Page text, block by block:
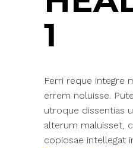
1
Ferri reque integre
errem noluisse.
utroque dissentias
alterum maluisset,
copiosae intellegat